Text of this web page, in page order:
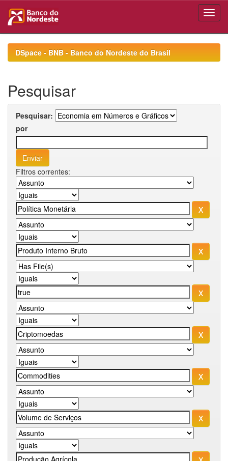
navigationDSpace - BNB - Banco do Nordeste do Brasil
Pesquisar
Pesquisar:
por
Filtros correntes: